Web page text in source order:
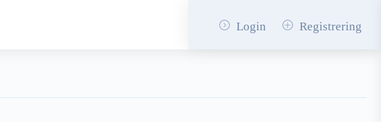
Login Registrering